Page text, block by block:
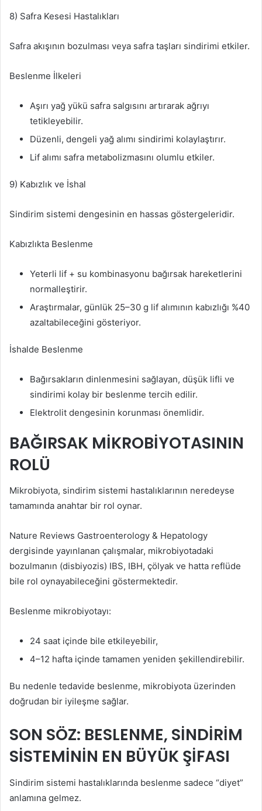
8) Safra Kesesi Hastalıkları
Safra akışının bozulması veya safra taşları sindirimi etkiler.
Beslenme İlkeleri
Aşırı yağ yükü safra salgısını artırarak ağrıyı
tetikleyebilir.
Düzenli, dengeli yağ alımı sindirimi kolaylaştırır.
Lif alımı safra metabolizmasını olumlu etkiler.
9) Kabızlık ve İshal
Sindirim sistemi dengesinin en hassas göstergeleridir.
Kabızlıkta Beslenme
Yeterli lif + su kombinasyonu bağırsak hareketlerini
normalleştirir.
Araştırmalar, günlük 25–30 g lif alımının kabızlığı %40
azaltabileceğini gösteriyor.
İshalde Beslenme
Bağırsakların dinlenmesini sağlayan, düşük lifli ve
sindirimi kolay bir beslenme tercih edilir.
Elektrolit dengesinin korunması önemlidir.
BAĞIRSAK MİKROBİYOTASININ
ROLÜ
Mikrobiyota, sindirim sistemi hastalıklarının neredeyse
tamamında anahtar bir rol oynar.
Nature Reviews Gastroenterology & Hepatology
dergisinde yayınlanan çalışmalar, mikrobiyotadaki
bozulmanın (disbiyozis) IBS, IBH, çölyak ve hatta reflüde
bile rol oynayabileceğini göstermektedir.
Beslenme mikrobiyotayı:
24 saat içinde bile etkileyebilir,
4–12 hafta içinde tamamen yeniden şekillendirebilir.
Bu nedenle tedavide beslenme, mikrobiyota üzerinden
doğrudan bir iyileşme sağlar.
SON SÖZ: BESLENME, SİNDİRİM
SİSTEMİNİN EN BÜYÜK ŞİFASI
Sindirim sistemi hastalıklarında beslenme sadece “diyet”
anlamına gelmez.